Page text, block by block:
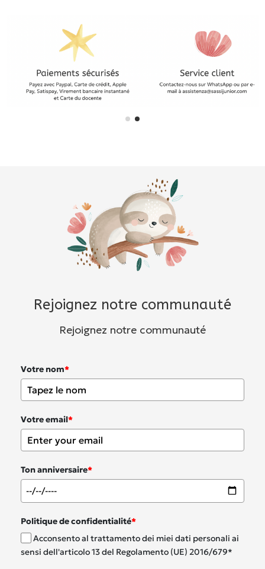
Rejoignez notre communauté
Rejoignez notre communauté
Votre nom*
Votre email*
Ton anniversaire*
Politique de confidentialité*
Acconsento al trattamento dei miei dati personali ai
sensi dell'articolo 13 del Regolamento (UE) 2016/679*